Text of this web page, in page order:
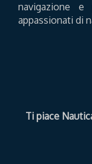
navigazione
appassionati di
Ti piace